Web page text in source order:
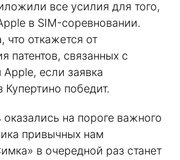
все усилия для того,
в SIM-соревновании.
что откажется от
патентов, связанных с
если заявка
Купертино победит.
на пороге важного
привычных нам
в очередной раз станет